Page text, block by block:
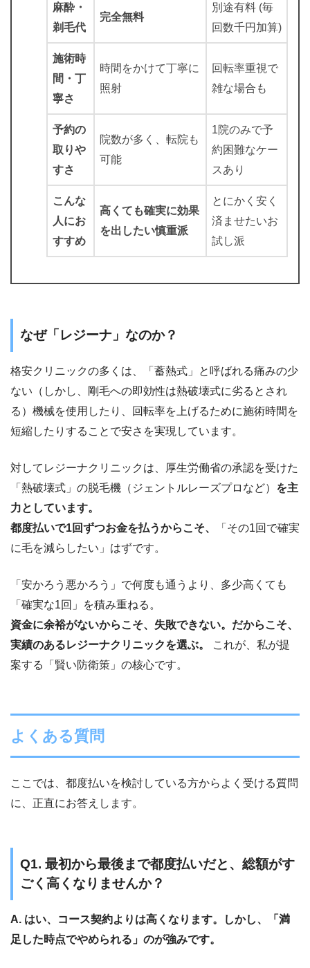
麻酔・
剃毛代
完全無料
別途有料 (毎
回数千円加算)
施術時
間・丁
寧さ
時間をかけて丁寧に
照射
回転率重視で
雑な場合も
予約の
取りや
すさ
院数が多く、転院も
可能
1院のみで予
約困難なケー
スあり
こんな
人にお
すすめ
高くても確実に効果
を出したい慎重派
とにかく安く
済ませたいお
試し派
なぜ「レジーナ」なのか？
格安クリニックの多くは、「蓄熱式」と呼ばれる痛みの少
ない（しかし、剛毛への即効性は熱破壊式に劣るとされ
る）機械を使用したり、回転率を上げるために施術時間を
短縮したりすることで安さを実現しています。
対してレジーナクリニックは、厚生労働省の承認を受けた
「熱破壊式」の脱毛機（ジェントルレーズプロなど） を主
力としています。
都度払いで1回ずつお金を払うからこそ、
「その1回で確実
に毛を減らしたい」はずです。
「安かろう悪かろう」で何度も通うより、多少高くても
「確実な1回」を積み重ねる。
資金に余裕がないからこそ、失敗できない。だからこそ、
実績のあるレジーナクリニックを選ぶ。
これが、私が提
案する「賢い防衛策」の核心です。
よくある質問
ここでは、都度払いを検討している方からよく受ける質問
に、正直にお答えします。
Q1. 最初から最後まで都度払いだと、総額がす
ごく高くなりませんか？
A. はい、コース契約よりは高くなります。しかし、「満
足した時点でやめられる」のが強みです。